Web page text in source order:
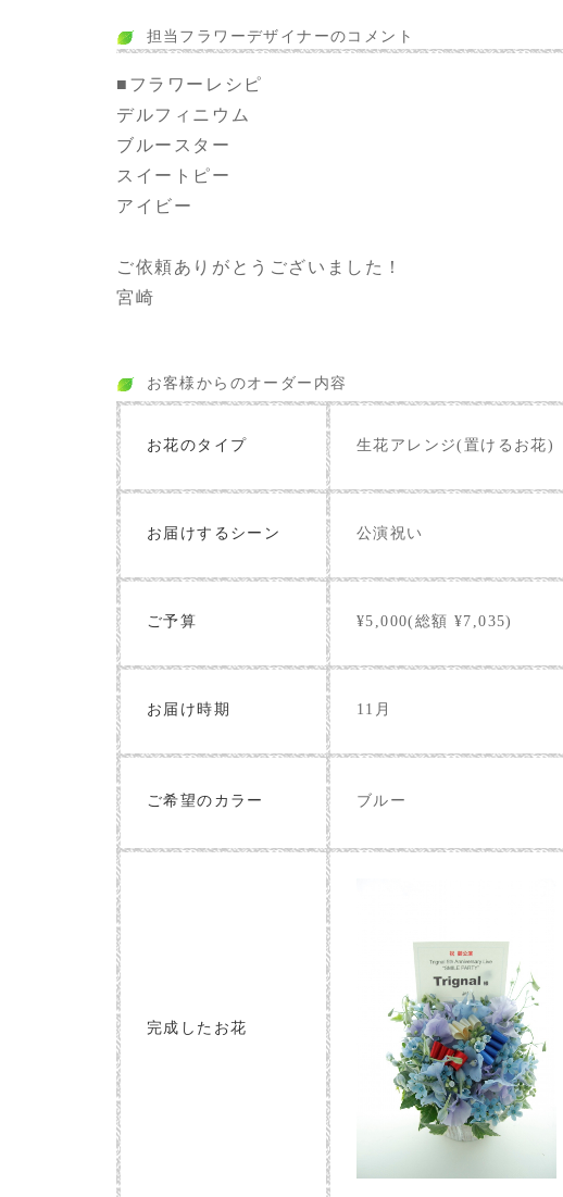
担当フラワーデザイナーのコメント
■フラワーレシピ
デルフィニウム
ブルースター
スイートピー
アイビー
ご依頼ありがとうございました！
宮崎
お客様からのオーダー内容
お花のタイプ 生花アレンジ(置けるお花)
お届けするシーン 公演祝い
ご予算 ¥5,000(総額 ¥7,035)
お届け時期 11月
ご希望のカラー ブルー
完成したお花